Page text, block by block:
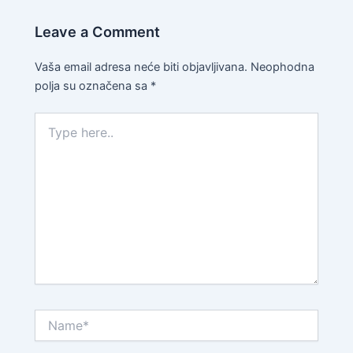
Leave a Comment
Vaša email adresa neće biti objavljivana. Neophodna
polja su označena sa *
here..